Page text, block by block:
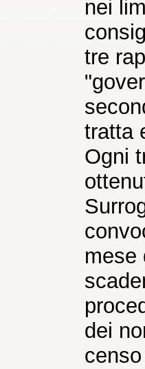
nei
tre
tratta
Ogni
mese
dei